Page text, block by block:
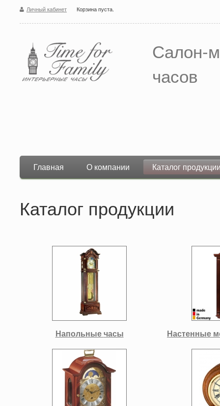
Личный кабинет Корзина пуста.
Салон-
часов
Главная О компании Каталог
Каталог продукции
Напольныечасы Настенные